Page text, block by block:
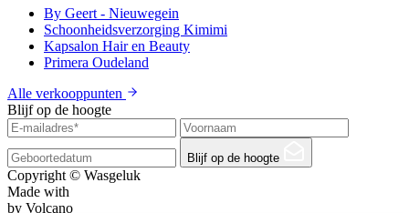
By Geert - Nieuwegein
Schoonheidsverzorging Kimimi
Kapsalon Hair en Beauty
Primera Oudeland
Alle verkooppunten
Blijf op de hoogte
Blijf op de hoogte
Copyright © Wasgeluk
Made with
by Volcano